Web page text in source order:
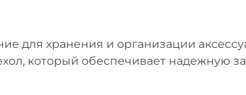
для хранения и организации
который обеспечивает надежную